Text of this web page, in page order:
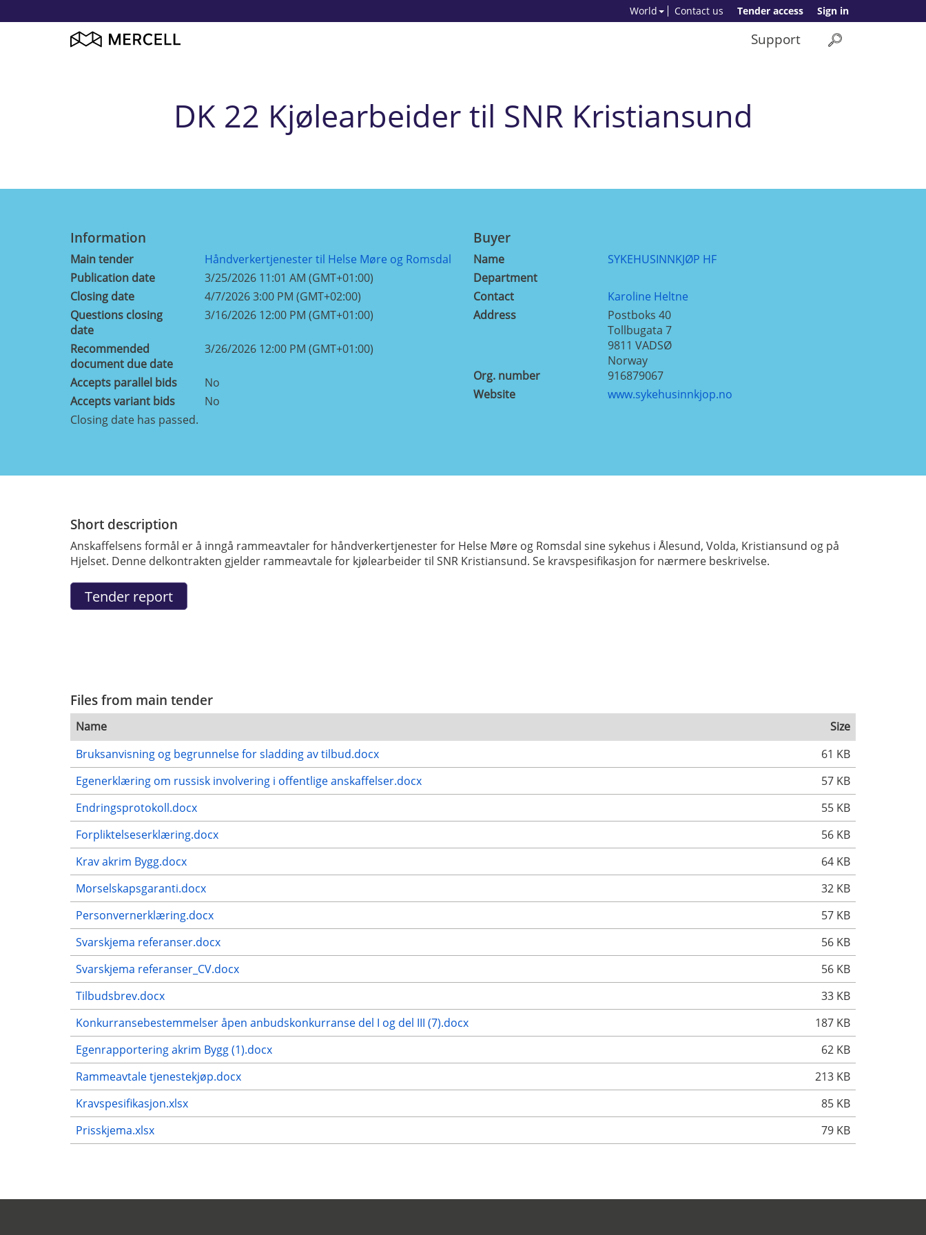
Sign in
Tender access
Contact us
World
Support
DK 22 Kjølearbeider til SNR Kristiansund
Information
Main tender
Håndverkertjenester til Helse Møre og Romsdal
Publication date
3/25/2026 11:01 AM (GMT+01:00)
Closing date
4/7/2026 3:00 PM (GMT+02:00)
Questions closing
date
3/16/2026 12:00 PM (GMT+01:00)
Recommended
document due date
3/26/2026 12:00 PM (GMT+01:00)
Accepts parallel bids
No
Accepts variant bids
No
Buyer
Name
SYKEHUSINNKJØP HF
Department
Contact
Karoline Heltne
Address
Postboks 40
Tollbugata 7
9811 VADSØ
Norway
Org. number
916879067
Website
www.sykehusinnkjop.no
Closing date has passed.
Short description
Anskaffelsens formål er å inngå rammeavtaler for håndverkertjenester for Helse Møre og Romsdal sine sykehus i Ålesund, Volda, Kristiansund og på
Hjelset. Denne delkontrakten gjelder rammeavtale for kjølearbeider til SNR Kristiansund. Se kravspesifikasjon for nærmere beskrivelse.
Files from main tender
Name
Size
Bruksanvisning og begrunnelse for sladding av tilbud.docx
61 KB
Egenerklæring om russisk involvering i offentlige anskaffelser.docx
57 KB
Endringsprotokoll.docx
55 KB
Forpliktelseserklæring.docx
56 KB
Krav akrim Bygg.docx
64 KB
Morselskapsgaranti.docx
32 KB
Personvernerklæring.docx
57 KB
Svarskjema referanser.docx
56 KB
Svarskjema referanser_CV.docx
56 KB
Tilbudsbrev.docx
33 KB
Konkurransebestemmelser åpen anbudskonkurranse del I og del III (7).docx
187 KB
Egenrapportering akrim Bygg (1).docx
62 KB
Rammeavtale tjenestekjøp.docx
213 KB
Kravspesifikasjon.xlsx
85 KB
Prisskjema.xlsx
79 KB